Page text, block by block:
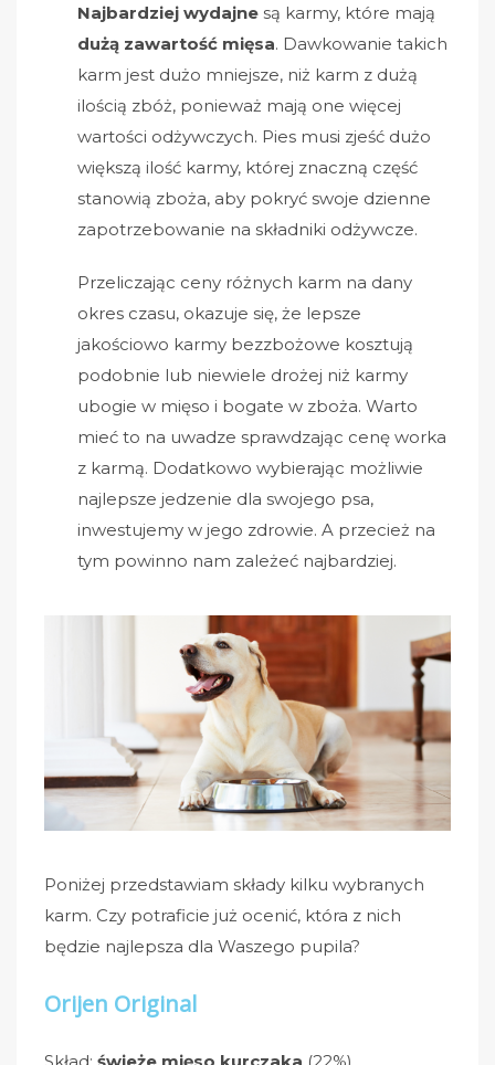
Najbardziej wydajne są karmy, które mają
dużą zawartość mięsa. Dawkowanie takich
karm jest dużo mniejsze, niż karm z dużą
ilością zbóż, ponieważ mają one więcej
wartości odżywczych. Pies musi zjeść dużo
większą ilość karmy, której znaczną część
stanowią zboża, aby pokryć swoje dzienne
zapotrzebowanie na składniki odżywcze.
Przeliczając ceny różnych karm na dany
okres czasu, okazuje się, że lepsze
jakościowo karmy bezzbożowe kosztują
podobnie lub niewiele drożej niż karmy
ubogie w mięso i bogate w zboża. Warto
mieć to na uwadze sprawdzając cenę worka
z karmą. Dodatkowo wybierając możliwie
najlepsze jedzenie dla swojego psa,
inwestujemy w jego zdrowie. A przecież na
tym powinno nam zależeć najbardziej.
Poniżej przedstawiam składy kilku wybranych
karm. Czy potraficie już ocenić, która z nich
będzie najlepsza dla Waszego pupila?
Orijen Original